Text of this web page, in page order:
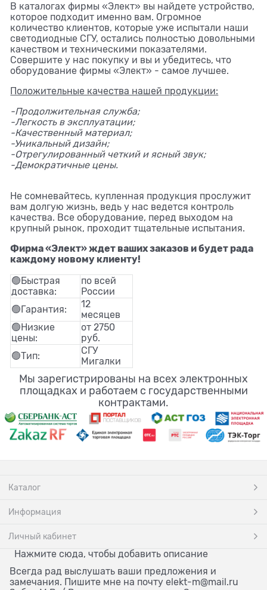
В каталогах фирмы «Элект» вы найдете устройство,
которое подходит именно вам. Огромное
количество клиентов, которые уже испытали наши
светодиодные СГУ, остались полностью довольными
качеством и техническими показателями.
Совершите у нас покупку и вы и убедитесь, что
оборудование фирмы «Элект» - самое лучшее.
Положительные качества нашей продукции:
-Продолжительная служба;
-Легкость в эксплуатации;
-Качественный материал;
-Уникальный дизайн;
-Отрегулированный четкий и ясный звук;
-Демократичные цены.
Не сомневайтесь, купленная продукция прослужит
вам долгую жизнь, ведь у нас ведется контроль
качества. Все оборудование, перед выходом на
крупный рынок, проходит тщательные испытания.
Фирма «Элект» ждет ваших заказов и будет рада
каждому новому клиенту!
🟢Быстрая
доставка:
по всей
России
🟢Гарантия:
12
месяцев
🟢Низкие
цены:
от 2750
руб.
🟢Тип:
СГУ
Мигалки
Мы зарегистрированы на всех электронных
площадках и работаем с государственными
контрактами.
Каталог
Информация
Личный кабинет
Нажмите сюда, чтобы добавить описание
Всегда рад выслушать ваши предложения и
замечания. Пишите мне на почту elekt-m@mail.ru